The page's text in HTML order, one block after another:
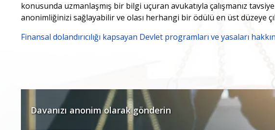
konusunda uzmanlaşmış bir bilgi uçuran avukatıyla çalışmanız
anonimliğinizi sağlayabilir ve olası herhangi bir ödülü en üst düzeye
Finansal dolandırıcılığı kapsayan Devlet programları ve yasaları
Davanızı anonim olarak gönderin